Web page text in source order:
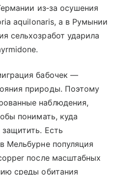
из‑за осушения
aquilonaris, а в Румынии
сельхозработ ударила
бабочек —
природы. Поэтому
наблюдения,
понимать, куда
Есть
Мельбурне популяция
после масштабных
среды обитания